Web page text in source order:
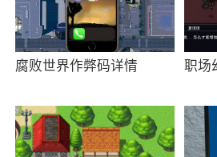
照过程中预览拍摄的画面，
滤镜可以自由挑选，帮助每一
松拍出大片
服务的app，内涵海量热门音
的道具贴纸以及多款酷炫的转
腐败世界作弊码详情 职场